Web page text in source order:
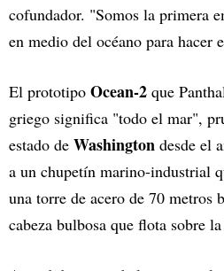
cofundador. "Somos la primera
en medio del océano para hacer
El prototipo Ocean-2 que
griego significa "todo el mar",
estado de Washington desde el
a un chupetín marino-industrial
una torre de acero de 70 metros
cabeza bulbosa que flota sobre